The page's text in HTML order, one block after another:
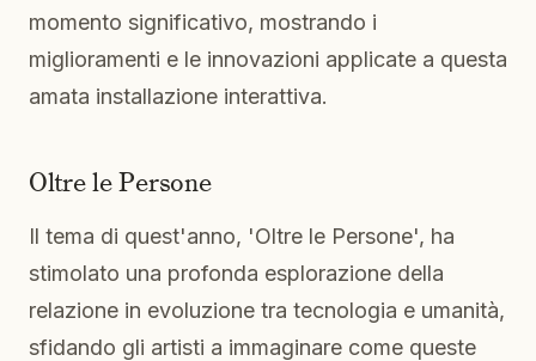
momento significativo, mostrando i
miglioramenti e le innovazioni applicate a questa
amata installazione interattiva.
Oltre le Persone
Il tema di quest'anno, 'Oltre le Persone', ha
stimolato una profonda esplorazione della
relazione in evoluzione tra tecnologia e umanità,
sfidando gli artisti a immaginare come queste